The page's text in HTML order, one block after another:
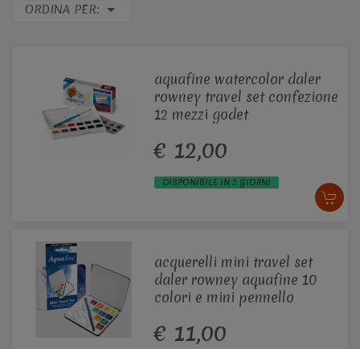
ORDINA PER:
aquafine watercolor daler
rowney travel set confezione
12 mezzi godet
€ 12,00
DISPONIBILE IN 2 GIORNI
acquerelli mini travel set
daler rowney aquafine 10
colori e mini pennello
€ 11,00